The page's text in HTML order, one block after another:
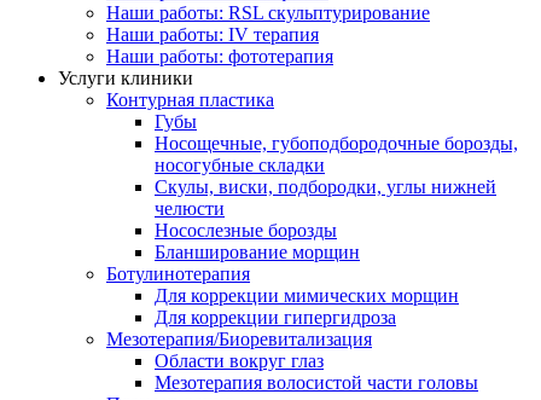
Наши работы: RSL скульптурирование
Наши работы: IV терапия
Наши работы: фототерапия
Услуги клиники
Контурная пластика
Губы
Носощечные, губоподбородочные борозды,
носогубные складки
Скулы, виски, подбородки, углы нижней
челюсти
Носослезные борозды
Бланширование морщин
Ботулинотерапия
Для коррекции мимических морщин
Для коррекции гипергидроза
Мезотерапия/Биоревитализация
Области вокруг глаз
Мезотерапия волосистой части головы